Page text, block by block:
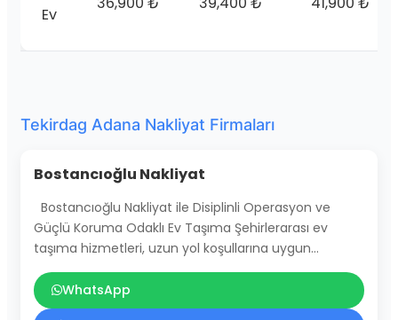
Ev
Tekirdag Adana Nakliyat Firmaları
Bostancıoğlu Nakliyat
Bostancıoğlu Nakliyat ile Disiplinli Operasyon ve
Güçlü Koruma Odaklı Ev Taşıma Şehirlerarası ev
taşıma hizmetleri, uzun yol koşullarına uygun…
WhatsApp